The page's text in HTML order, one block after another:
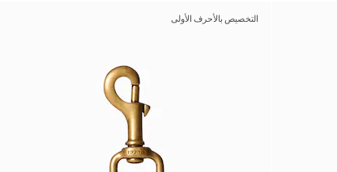
التخصيص بالأحرف الأولى